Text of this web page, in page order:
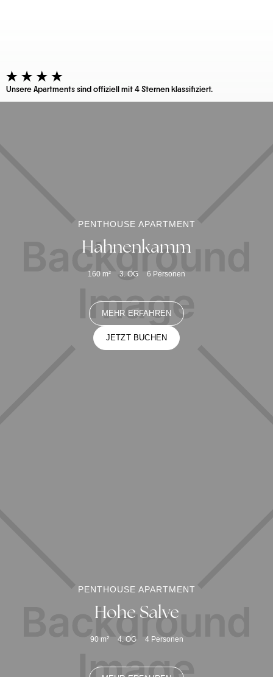
Unsere Apartments sind offiziell mit 4 Sternen klassifiziert.
PENTHOUSE APARTMENT
Hahnenkamm
160 m² 3. OG 6 Personen
MEHR ERFAHREN
JETZT BUCHEN
PENTHOUSE APARTMENT
Hohe Salve
90 m² 4. OG 4 Personen